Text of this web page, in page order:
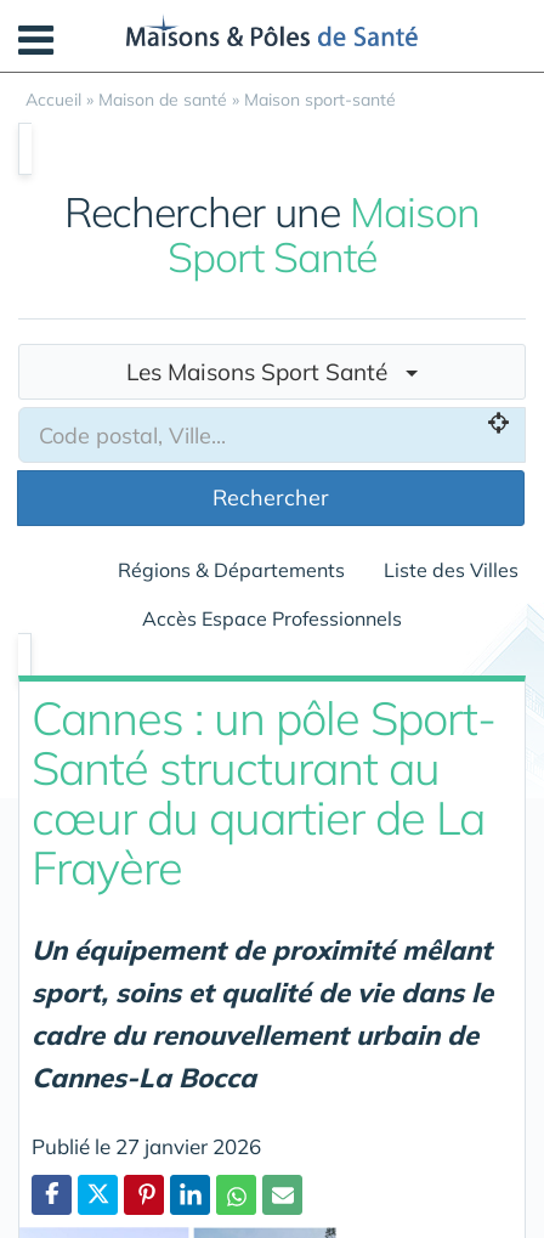
Accueil » Maison de santé » Maison sport-santé
Rechercher une Maison
Sport Santé
Les Maisons Sport Santé
Rechercher
Régions & Départements
Liste des Villes
Accès Espace Professionnels
Cannes : un pôle Sport-
Santé structurant au
cœur du quartier de La
Frayère
Un équipement de proximité mêlant
sport, soins et qualité de vie dans le
cadre du renouvellement urbain de
Cannes-La Bocca
Publié le 27 janvier 2026
Partager
Panneau de gestion des cookies